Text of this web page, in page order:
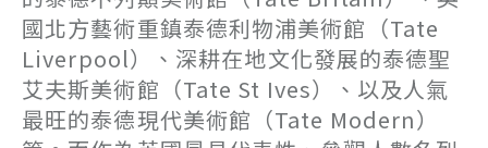
國北方藝術重鎮泰德利物浦美術館（Tate
Liverpool）、深耕在地文化發展的泰德聖
艾夫斯美術館（Tate St Ives）、以及人氣
最旺的泰德現代美術館（Tate Modern）